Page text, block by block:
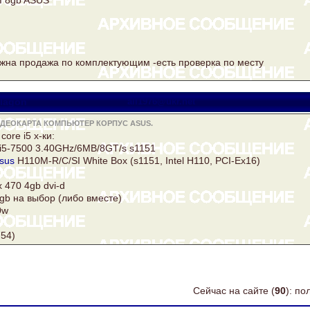
продажа по комплектующим -есть проверка по месту
all1976@ukr.net
КОМПЬЮТЕР КОРПУС ASUS.
i5 х-ки:
7500 3.40GHz/6MB/8GT/s s1151
H110M-R/C/SI White Box (s1151, Intel H110, PCI-Ex16)
4gb dvi-d
на выбор (либо вместе)
Сейчас на сайте (90):